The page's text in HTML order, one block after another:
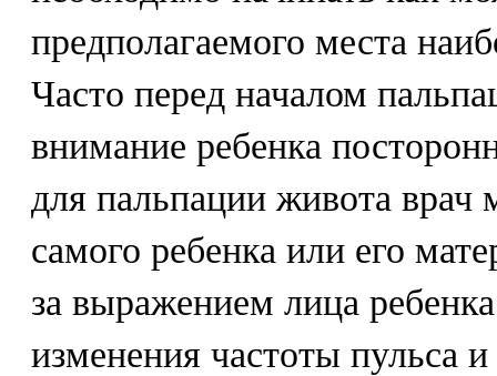
предполагаемого места
Часто перед началом
внимание ребенка
для пальпации живота врач
самого ребенка или его
за выражением лица
изменения частоты пульса